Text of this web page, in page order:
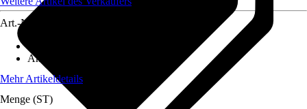
Art.-Nr.
Antriebsart
Mehr Artikeldetails
Menge (ST)